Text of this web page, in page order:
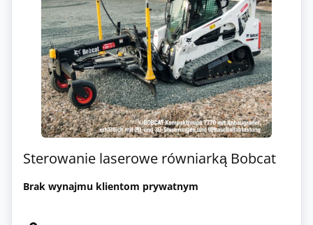
Sterowanie laserowe równiarką Bobcat
Brak wynajmu klientom prywatnym